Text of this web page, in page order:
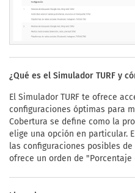
¿Qué es el Simulador TURF y
El Simulador TURF te ofrece
configuraciones óptimas para
Cobertura se define como la
elige una opción en particular.
las configuraciones posibles
ofrece un orden de